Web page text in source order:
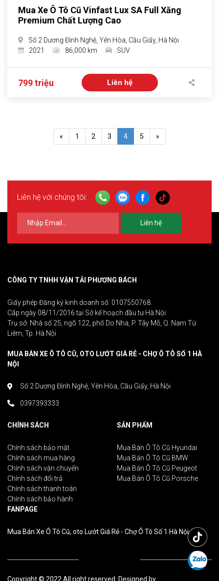
Mua Xe Ô Tô Cũ Vinfast Lux SA Full Xăng
Premium Chất Lượng Cao
Số 2 Dương Đình Nghệ, Yên Hòa, Cầu Giấy, Hà Nội
2021
86,000 km SUV
799 triệu Liên hệ
« 1 2 3 4 5 »
Liên hệ với chúng tôi:
Liên hệ
CÔNG TY TNHH VẬN TẢI PHƯƠNG BÁCH
Giấy phép Đăng ký kinh doanh số: 0107550768.
Cấp ngày 08/11/2016 tại Sở kế hoạch đầu tư Hà Nội.
Trụ sở: Nhà số 25, ngõ 122, phố Do Nha, P. Tây Mỗ, Q. Nam Từ
Liêm, Tp. Hà Nội
MUA BÁN XE Ô TÔ CŨ, OTO LƯỚT GIÁ RẺ - CHỢ Ô TÔ SỐ 1 HÀ
NỘI
Số 2 Dương Đình Nghệ, Yên Hòa, Cầu Giấy, Hà Nội
0397393333
CHÍNH SÁCH
Chính sách bảo mật
Chính sách mua hàng
Chính sách vận chuyển
Chính sách đổi trả
Chính sách thanh toán
Chính sách bảo hành
SẢN PHẨM
Mua Bán Ô Tô Cũ Hyundai
Mua Bán Ô Tô Cũ BMW
Mua Bán Ô Tô Cũ Peugeot
Mua Bán Ô Tô Cũ Porsche
FANPAGE
Mua Bán Xe Ô Tô Cũ, oto Lướt Giá Rẻ - Chợ Ô Tô Số 1 Hà Nội
Copyright © 2022 All right reserved. Designed by